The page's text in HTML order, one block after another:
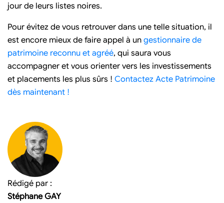
jour de leurs listes noires.
Pour évitez de vous retrouver dans une telle situation, il
est encore mieux de faire appel à un gestionnaire de
patrimoine reconnu et agréé, qui saura vous
accompagner et vous orienter vers les investissements
et placements les plus sûrs ! Contactez Acte Patrimoine
dès maintenant !
Rédigé par :
Stéphane GAY